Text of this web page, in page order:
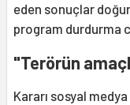
eden sonuçlar
program durdurma
"Terörün
Kararı sosyal